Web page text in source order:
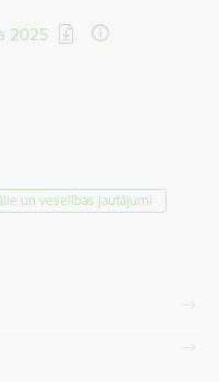
2025
un veselības jautājumi